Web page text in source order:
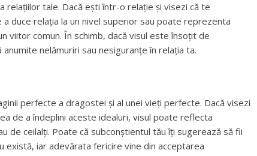
relațiilor tale. Dacă ești într-o relație și visezi că te
duce relația la un nivel superior sau poate reprezenta
viitor comun. În schimb, dacă visul este însoțit de
nelămuriri sau nesiguranțe în relația ta.
perfecte a dragostei și al unei vieți perfecte. Dacă visezi
de a îndeplini aceste idealuri, visul poate reflecta
de ceilalți. Poate că subconștientul tău îți sugerează să fii
există, iar adevărata fericire vine din acceptarea